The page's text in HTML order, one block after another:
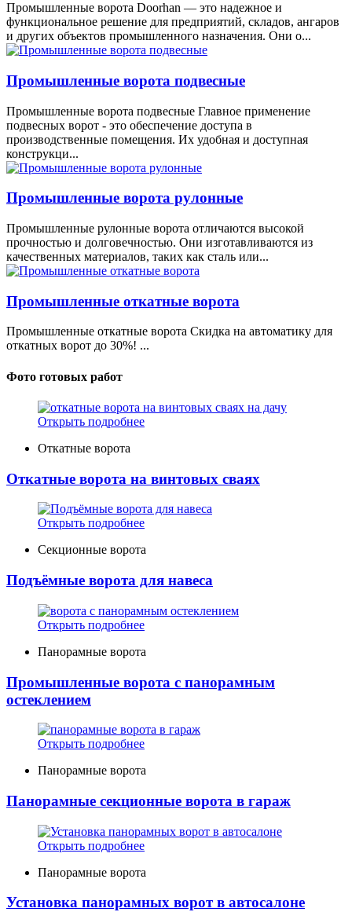
Промышленные ворота Doorhan — это надежное и
функциональное решение для предприятий, складов, ангаров
и других объектов промышленного назначения. Они о...
Промышленные ворота подвесные
Промышленные ворота подвесные Главное применение
подвесных ворот - это обеспечение доступа в
производственные помещения. Их удобная и доступная
конструкци...
Промышленные ворота рулонные
Промышленные рулонные ворота отличаются высокой
прочностью и долговечностью. Они изготавливаются из
качественных материалов, таких как сталь или...
Промышленные откатные ворота
Промышленные откатные ворота Скидка на автоматику для
откатных ворот до 30%! ...
Фото готовых работ
Открыть подробнее
Откатные ворота
Откатные ворота на винтовых сваях
Открыть подробнее
Секционные ворота
Подъёмные ворота для навеса
Открыть подробнее
Панорамные ворота
Промышленные ворота с панорамным
остеклением
Открыть подробнее
Панорамные ворота
Панорамные секционные ворота в гараж
Открыть подробнее
Панорамные ворота
Установка панорамных ворот в автосалоне